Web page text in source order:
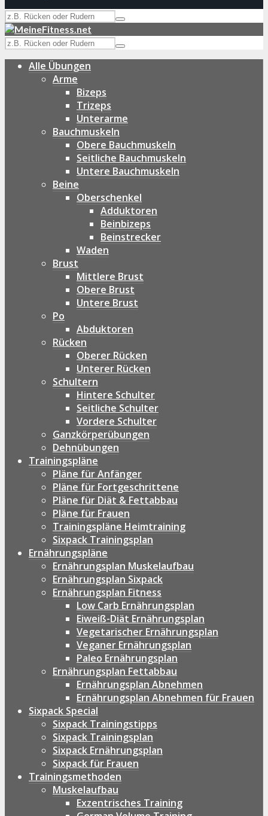
Alle Übungen
Arme
Bizeps
Trizeps
Unterarme
Bauchmuskeln
Obere Bauchmuskeln
Seitliche Bauchmuskeln
Untere Bauchmuskeln
Beine
Oberschenkel
Adduktoren
Beinbizeps
Beinstrecker
Waden
Brust
Mittlere Brust
Obere Brust
Untere Brust
Po
Abduktoren
Rücken
Oberer Rücken
Unterer Rücken
Schultern
Hintere Schulter
Seitliche Schulter
Vordere Schulter
Ganzkörperübungen
Dehnübungen
Trainingspläne
Pläne für Anfänger
Pläne für Fortgeschrittene
Pläne für Diät & Fettabbau
Pläne für Frauen
Trainingspläne Heimtraining
Sixpack Trainingsplan
Ernährungspläne
Ernährungsplan Muskelaufbau
Ernährungsplan Sixpack
Ernährungsplan Fitness
Low Carb Ernährungsplan
Eiweiß-Diät Ernährungsplan
Vegetarischer Ernährungsplan
Veganer Ernährungsplan
Paleo Ernährungsplan
Ernährungsplan Fettabbau
Ernährungsplan Abnehmen
Ernährungsplan Abnehmen für Frauen
Sixpack Special
Sixpack Trainingstipps
Sixpack Trainingsplan
Sixpack Ernährungsplan
Sixpack für Frauen
Trainingsmethoden
Muskelaufbau
Exzentrisches Training